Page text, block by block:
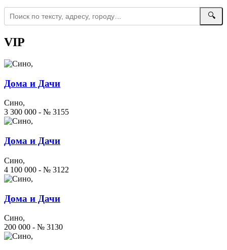
🔍
VIP
Дома и Дачи
Сино,
3 300 000 - № 3155
Дома и Дачи
Сино,
4 100 000 - № 3122
Дома и Дачи
Сино,
200 000 - № 3130